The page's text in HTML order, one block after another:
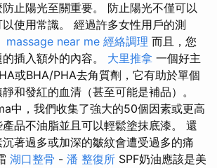
止陽光至關重要。 防止陽光不僅可以
使用常識。 經過許多女性用戶的測
massage near me 經絡調理 而且，您
插入額外的內容。 大里推拿 一個好主
或BHA/PHA去角質劑，它有助於單個
和發紅的血清（甚至可能是補品）。
中，我們收集了強大的50個因素或更高
品不油脂並且可以輕鬆塗抹底漆。 還
著過多或加深的皺紋會遭受過多的痛
湖口整骨 - 潘 整復所 SPF奶油應該是美